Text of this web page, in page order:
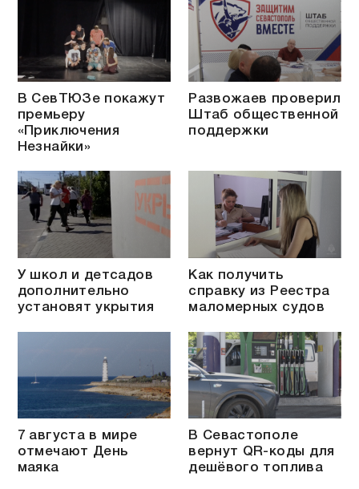
В СевТЮЗе покажут
премьеру
«Приключения
Незнайки»
Развожаев проверил
Штаб общественной
поддержки
У школ и детсадов
дополнительно
установят укрытия
Как получить
справку из Реестра
маломерных судов
7 августа в мире
отмечают День
маяка
В Севастополе
вернут QR-коды для
дешёвого топлива